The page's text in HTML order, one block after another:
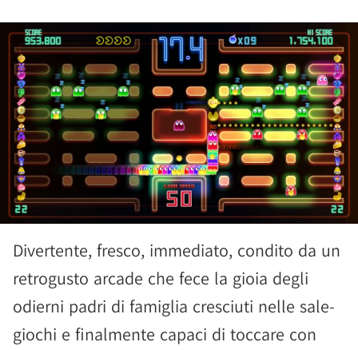
Divertente, fresco, immediato, condito da un
retrogusto arcade che fece la gioia degli
odierni padri di famiglia cresciuti nelle sale-
giochi e finalmente capaci di toccare con